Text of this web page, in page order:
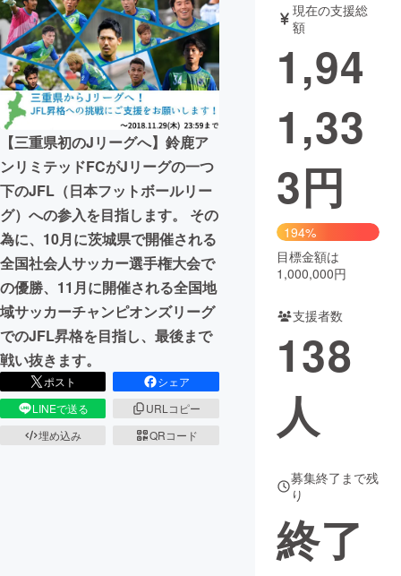
テクノロジー・ガジェット
映像・映画 書籍・雑誌
ビジネス・起業 チャレンジ
まちづくり・地域活性化
CAMPFIRE for Social Good
CAMPFIRE Creation
CAMPFIREふるさと納税
コミュニティ
【三重県初のJリーグへ】鈴鹿ア
ンリミテッドFCがJリーグの一つ
下のJFL（日本フットボールリー
グ）への参入を目指します。 その
為に、10月に茨城県で開催される
全国社会人サッカー選手権大会で
の優勝、11月に開催される全国地
域サッカーチャンピオンズリーグ
でのJFL昇格を目指し、最後まで
戦い抜きます。
ポスト
シェア
LINEで送る
URLコピー
埋め込み
QRコード
現在の支援総
額
1,94
1,33
3円
194%
目標金額は
1,000,000円
支援者数
138
人
募集終了まで残
り
終了